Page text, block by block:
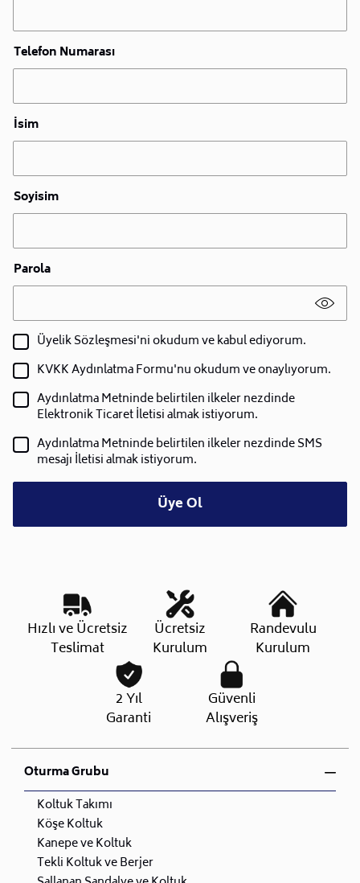
Telefon Numarası
İsim
Soyisim
Parola
Üyelik Sözleşmesi'ni okudum ve kabul ediyorum.
KVKK Aydınlatma Formu'nu okudum ve onaylıyorum.
Aydınlatma Metninde belirtilen ilkeler nezdinde
Elektronik Ticaret İletisi almak istiyorum.
Aydınlatma Metninde belirtilen ilkeler nezdinde SMS
mesajı İletisi almak istiyorum.
Üye Ol
Hızlı ve Ücretsiz
Teslimat
Ücretsiz
Kurulum
Randevulu
Kurulum
2 Yıl
Garanti
Güvenli
Alışveriş
Oturma Grubu
Koltuk Takımı
Köşe Koltuk
Kanepe ve Koltuk
Tekli Koltuk ve Berjer